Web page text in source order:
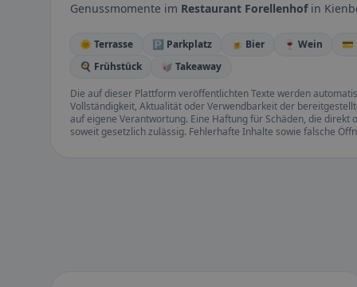
Genussmomente im Restaurant Forellenhofin
🌞 Terrasse 🅿️ Parkplatz 🍺 Bier 🍷 Wein 💳
🍳 Frühstück
🥡 Takeaway
Die auf dieser Plattform veröffentlichten Texte werden
Vollständigkeit, Aktualität oder Verwendbarkeit der
auf eigene Verantwortung. Eine Haftung für Schäden, die
soweit gesetzlich zulässig. Fehlerhafte Inhalte sowie falsche